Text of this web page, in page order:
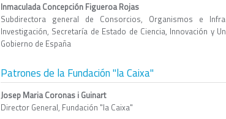
Inmaculada Concepción Figueroa Rojas
Subdirectora general de Consorcios, Organismos e
Investigación, Secretaría de Estado de Ciencia, Innovación y
Gobierno de España
Patrones de la Fundación "la Caixa"
Josep Maria Coronas i Guinart
Director General, Fundación "la Caixa"